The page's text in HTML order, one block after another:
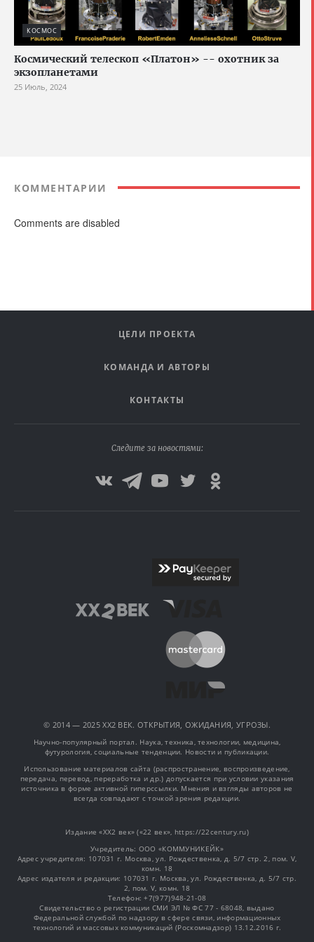
КОСМОС
Космический телескоп «Платон» -- охотник за
экзопланетами
25 Июль, 2024
КОММЕНТАРИИ
Comments are disabled
ЦЕЛИ ПРОЕКТА
КОМАНДА И АВТОРЫ
КОНТАКТЫ
Следите за новостями:
© 2014 — 2025 XX2 ВЕК. ОТКРЫТИЯ, ОЖИДАНИЯ, УГРОЗЫ.
Научно-популярный портал. Наука, техника, технологии, медицина,
футурология, социальные тенденции. Новости и публикации.
Использование материалов сайта (распространение, воспроизведение,
передача, перевод, переработка и др.) допускается при условии указания
источника в форме активной гиперссылки. Мнения и взгляды авторов не
всегда совпадают с точкой зрения редакции.
Издание «XX2 век» («22 век», https://22century.ru)
Учредитель: OOO «КОММУНИКЕЙК»
Адрес учредителя: 107031 г. Москва, ул. Рождественка, д. 5/7 стр. 2, пом. V,
комн. 18
Адрес издателя и редакции: 107031 г. Москва, ул. Рождественка, д. 5/7 стр.
2, пом. V, комн. 18
Телефон: +7(977)948-21-08
Свидетельство о регистрации СМИ ЭЛ № ФС 77 - 68048, выдано
Федеральной службой по надзору в сфере связи, информационных
технологий и массовых коммуникаций (Роскомнадзор) 13.12.2016 г.